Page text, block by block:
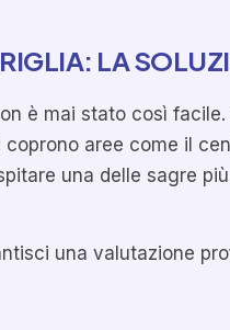
LA
è mai stato così
aree come il
una delle sagre
una valutazione